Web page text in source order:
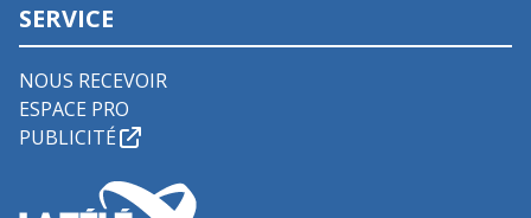
SERVICE
NOUS RECEVOIR
ESPACE PRO
PUBLICITÉ